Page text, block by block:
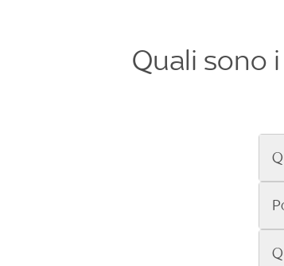
Quali sono